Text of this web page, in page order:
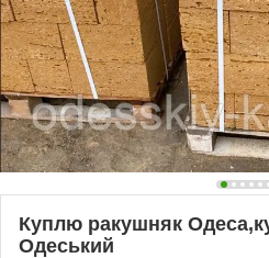
Куплю ракушняк
Одеський